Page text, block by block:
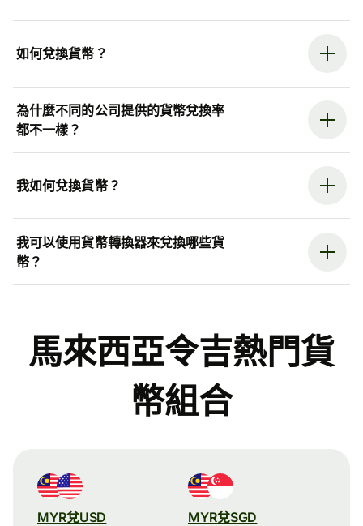
如何兌換貨幣？
為什麼不同的公司提供的貨幣兌換率
都不一樣？
我如何兌換貨幣？
我可以使用貨幣轉換器來兌換哪些貨
幣？
馬來西亞令吉熱門貨
幣組合
MYR兌USD MYR兌SGD